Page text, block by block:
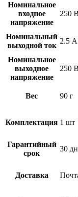
Номинальное
входное
напряжение
250 В
Номинальный
выходной ток
2.5 А
Номинальное
выходное
напряжение
250 В
Вес 90 г
Комплектация 1 шт
Гарантийный
срок
30
Доставка